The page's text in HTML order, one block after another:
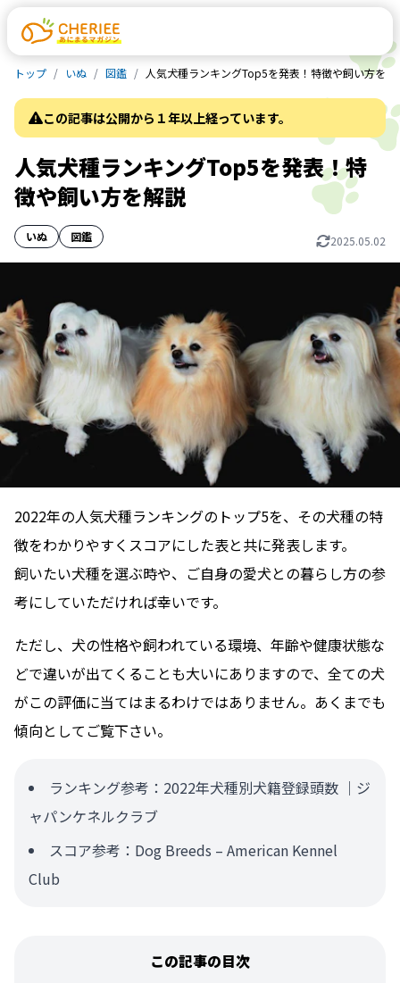
トップ いぬ 図鑑 人気犬種ランキングTop5を発表！特徴や飼い方を解
この記事は公開から１年以上経っています。
人気犬種ランキングTop5を発表！特
徴や飼い方を解説
いぬ 図鑑 2025.05.02
2022年の人気犬種ランキングのトップ5を、その犬種の特
徴をわかりやすくスコアにした表と共に発表します。
飼いたい犬種を選ぶ時や、ご自身の愛犬との暮らし方の参
考にしていただければ幸いです。
ただし、犬の性格や飼われている環境、年齢や健康状態な
どで違いが出てくることも大いにありますので、全ての犬
がこの評価に当てはまるわけではありません。あくまでも
傾向としてご覧下さい。
ランキング参考： 2022年犬種別犬籍登録頭数 ｜ジ
ャパンケネルクラブ
スコア参考： Dog Breeds – American Kennel
Club
この記事の目次